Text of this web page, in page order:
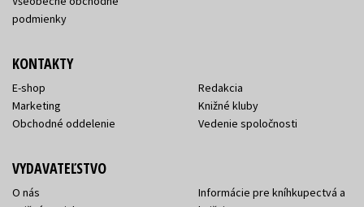
podmienky
KONTAKTY
E-shop
Marketing
Obchodné oddelenie
Redakcia
Knižné kluby
Vedenie spoločnosti
VYDAVATEĽSTVO
O nás
Informácie pre kníhkupectvá a